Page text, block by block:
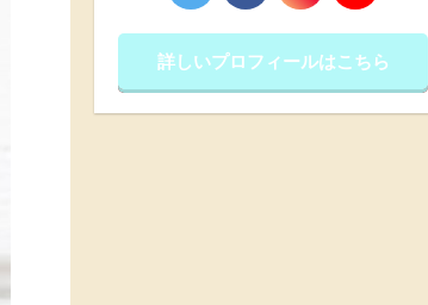
詳しいプロフィールはこちら